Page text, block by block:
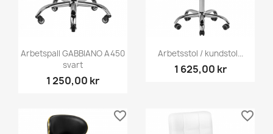
Arbetspall GABBIANO A450
svart
1 250,00 kr
Arbetsstol / kundstol...
1 625,00 kr
favorite_border favorite_border